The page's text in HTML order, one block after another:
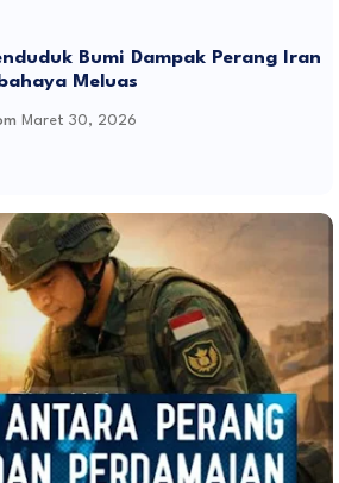
Bumi Dampak Perang Iran
Meluas
Maret 30, 2026